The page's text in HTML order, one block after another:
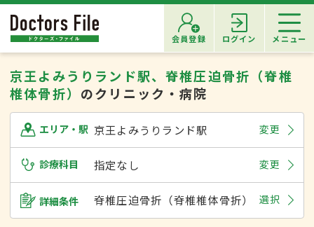
会員登録 ログイン メニュー
京王よみうりランド駅、脊椎圧迫骨折（脊椎
椎体骨折） のクリニック・病院
エリア・駅 京王よみうりランド駅 変更
診療科目 指定なし 変更
詳細条件 脊椎圧迫骨折（脊椎椎体骨折） 選択